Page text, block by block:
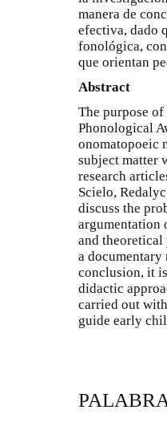
manera de
efectiva, dado
fonológica,
que orientan
Abstract
The purpose
Phonological
onomatopoeic
subject matter
research
Scielo,
discuss the
argumentation
and
a documentary
conclusion, it
didactic
carried out
guide early